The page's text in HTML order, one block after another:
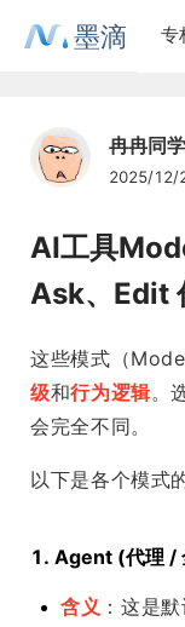
墨滴 专
冉冉同学
2025/12/
AI工具
Ask、Edit
这些模式（
级和行为逻辑。
会完全不同。
以下是各个模式
1. Agent (代理 /
含义 ：这是